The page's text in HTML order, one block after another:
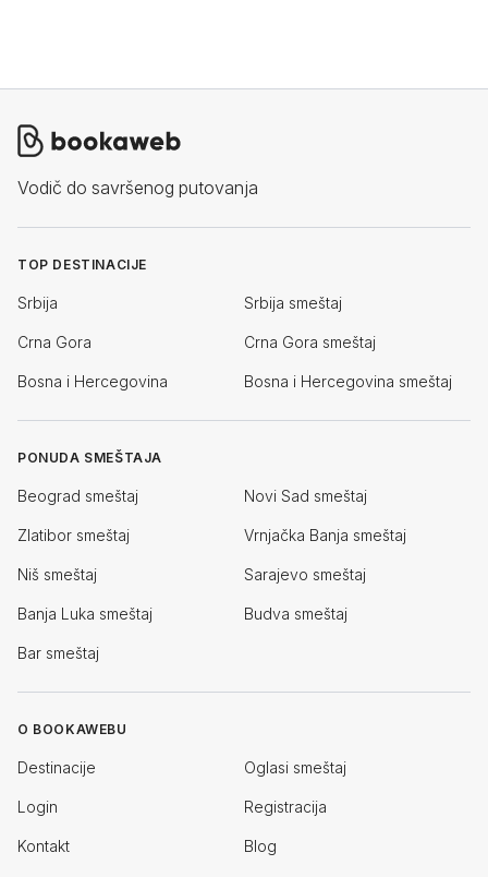
Vodič do savršenog putovanja
TOP DESTINACIJE
Srbija Srbija smeštaj
Crna Gora Crna Gora smeštaj
Bosna i Hercegovina Bosna i Hercegovina smeštaj
PONUDA SMEŠTAJA
Beograd smeštaj Novi Sad smeštaj
Zlatibor smeštaj Vrnjačka Banja smeštaj
Niš smeštaj Sarajevo smeštaj
Banja Luka smeštaj Budva smeštaj
Bar smeštaj
O BOOKAWEBU
Destinacije Oglasi smeštaj
Login Registracija
Kontakt Blog